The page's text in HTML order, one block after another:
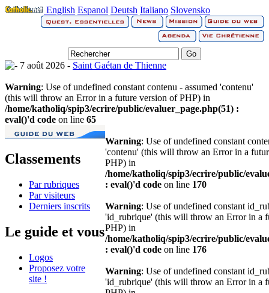
English Espanol Deutsh Italiano Slovensko
7 août 2026 - Saint Gaétan de Thienne
Warning: Use of undefined constant contenu - assumed 'contenu'
(this will throw an Error in a future version of PHP) in
/home/katholiq/spip3/ecrire/public/evaluer_page.php(51) :
eval()'d code on line 65
Classements
Par rubriques
Par visiteurs
Derniers inscrits
Le guide et vous
Logos
Proposez votre
site !
Warning: Use of undefined constant
'contenu' (this will throw an Error in a
PHP) in
/home/katholiq/spip3/ecrire/public/
: eval()'d code on line 170
Warning: Use of undefined constant
'id_rubrique' (this will throw an Error in a
PHP) in
/home/katholiq/spip3/ecrire/public/
: eval()'d code on line 176
Warning: Use of undefined constant
'id_rubrique' (this will throw an Error in a